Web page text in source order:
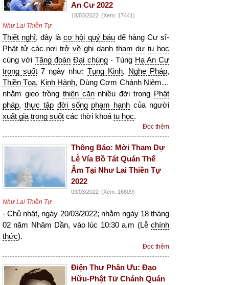
An Cư 2022
18/03/2022 (Xem: 17441)
Như Lai Thiền Tự
Thiết nghĩ, đây làcơ hội quý báuđể hàng Cư sĩ-
Phật tử các nơitrở về ghi danh tham dự tu học
cùng vớiTăng đoàn Đại chúng- Tùng Hạ An Cư
trong suốt 7 ngày như: Tụng Kinh, Nghe Pháp,
Thiền Tọa, Kinh Hành, Dùng Cơm Chánh Niệm…
nhằm gieo trồng thiện cănnhiều đời trong Phật
pháp, thực tập đời sống phạm hạnh của người
xuất gia trong suốt các thời khoá tu học.
Đọc thêm
Thông Báo: Mời Tham Dự
Lễ Vía Bồ Tát Quán Thế
Âm Tại Như Lai Thiền Tự
2022
03/03/2022 (Xem: 16809)
Như Lai Thiền Tự
- Chủ nhật, ngày 20/03/2022; nhằm ngày 18 tháng
02 năm Nhâm Dần, vào lúc 10:30 a.m (Lễ chính
thức).
Đọc thêm
Điện Thư Phân Ưu: Đạo
Hữu-Phật Tử Chánh Quán